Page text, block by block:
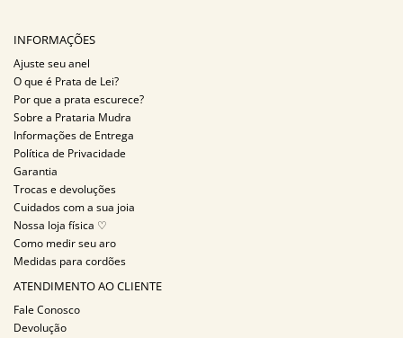
INFORMAÇÕES
Ajuste seu anel
O que é Prata de Lei?
Por que a prata escurece?
Sobre a Prataria Mudra
Informações de Entrega
Política de Privacidade
Garantia
Trocas e devoluções
Cuidados com a sua joia
Nossa loja física ♡
Como medir seu aro
Medidas para cordões
ATENDIMENTO AO CLIENTE
Fale Conosco
Devolução